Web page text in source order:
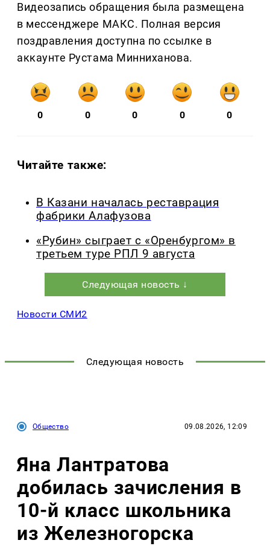
Видеозапись обращения была размещена
в мессенджере МАКС. Полная версия
поздравления доступна по ссылке в
аккаунте Рустама Минниханова.
0 0 0 0 0
Читайте также:
В Казани началась реставрация
фабрики Алафузова
«Рубин» сыграет с «Оренбургом» в
третьем туре РПЛ 9 августа
Следующая новость ↓
Новости СМИ2
Следующая новость
Общество 09.08.2026, 12:09
Яна Лантратова
добилась зачисления в
10-й класс школьника
из Железногорска